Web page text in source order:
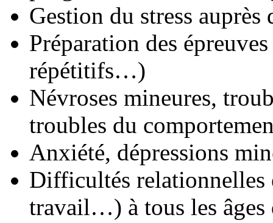
Gestion du stress
Préparation des
répétitifs…)
Névroses mineures,
troubles du
Anxiété, dépressions
Difficultés
travail…) à tous les âges